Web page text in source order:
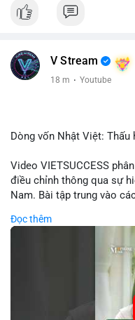
V Stream
18 m · Youtube
Dòng vốn Nhật Việt:
Video VIETSUCCESS
điều chỉnh thông qua sự
Nam. Bài tập trung vào
đầu tư trực tiếp vào
Kết nối này không chỉ
còn tạo ra động lực cho
nhà đầu tư đa quốc gia
như chính sách tài chính
ổn định thị trường sẽ ảnh
nhập khẩu từ Nhật Bản.
Đọc thêm